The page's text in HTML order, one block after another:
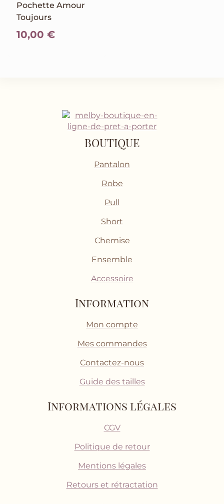
Pochette Amour
Toujours
10,00 €
BOUTIQUE
Pantalon
Robe
Pull
Short
Chemise
Ensemble
Accessoire
Information
Mon compte
Mes commandes
Contactez-nous
Guide des tailles
Informations légales
CGV
Politique de retour
Mentions légales
Retours et rétractation